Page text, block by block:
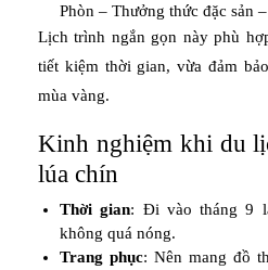
Phòn – Thưởng thức đặc sản
Lịch trình ngắn gọn này phù
tiết kiệm thời gian, vừa đảm
mùa vàng.
Kinh nghiệm khi du
lúa chín
Thời gian: Đi vào tháng 9
không quá nóng.
Trang phục: Nên mang đồ